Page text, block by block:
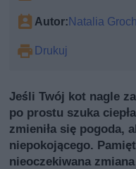
Autor:Natalia
Drukuj
Jeśli Twój kot nagle
po prostu szuka
zmieniła się pogoda,
niepokojącego.
nieoczekiwana